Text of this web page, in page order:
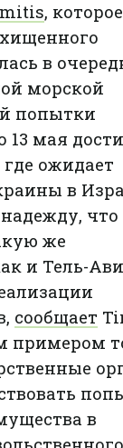
, которое
в
морской
попытки
13 мая
ожидает
в
что
же
и Тель-
сообщает
примером
в